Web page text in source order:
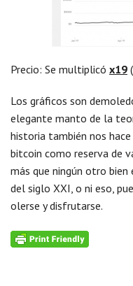
Precio: Se multiplicó x19
Los gráficos son
elegante manto de la
historia también nos
bitcoin como reserva de
más que ningún otro
del siglo XXI, o ni eso,
olerse y disfrutarse.